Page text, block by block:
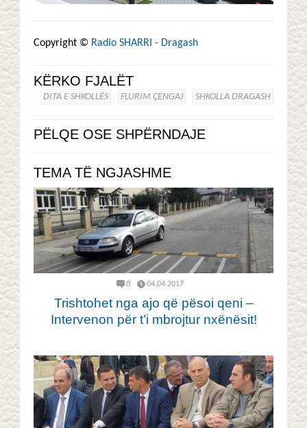
Copyright © Radio SHARRI - Dragash
KËRKO FJALËT
DITA E SHKOLLËS FLURIM ÇENGAJ SHKOLLA DRAGASH
PËLQE OSE SHPËRNDAJE
TEMA TË NGJASHME
0 04.04.2017
Trishtohet nga ajo që pësoi qeni –
Intervenon për t’i mbrojtur nxënësit!